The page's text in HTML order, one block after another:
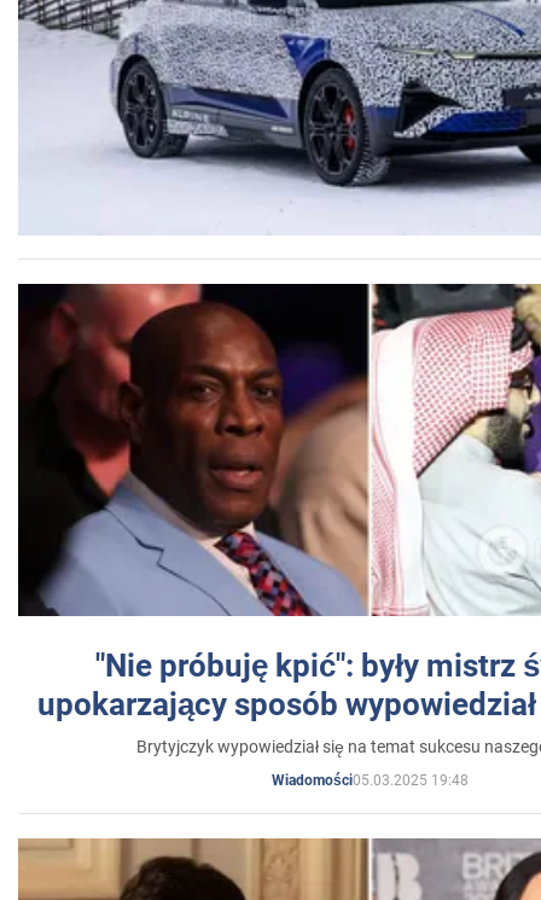
"Nie próbuję kpić": były mistrz
upokarzający sposób
Brytyjczyk wypowiedział się na temat sukcesu
Wiadomości05.03.2025 19:48